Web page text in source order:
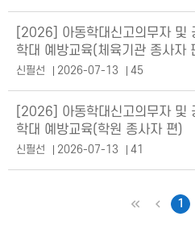
[2026] 아동학대신고의무자 및
학대 예방교육(체육기관 종사자
신필선 2026-07-13 45
[2026] 아동학대신고의무자 및
학대 예방교육(학원 종사자 편)
신필선 2026-07-13 41
처음 이전1